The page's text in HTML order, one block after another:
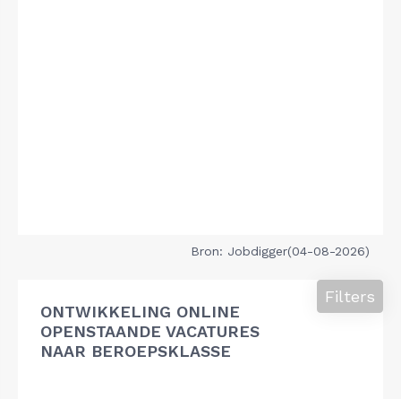
Bron: Jobdigger(04-08-2026)
ONTWIKKELING ONLINE
OPENSTAANDE VACATURES
NAAR BEROEPSKLASSE
Filters